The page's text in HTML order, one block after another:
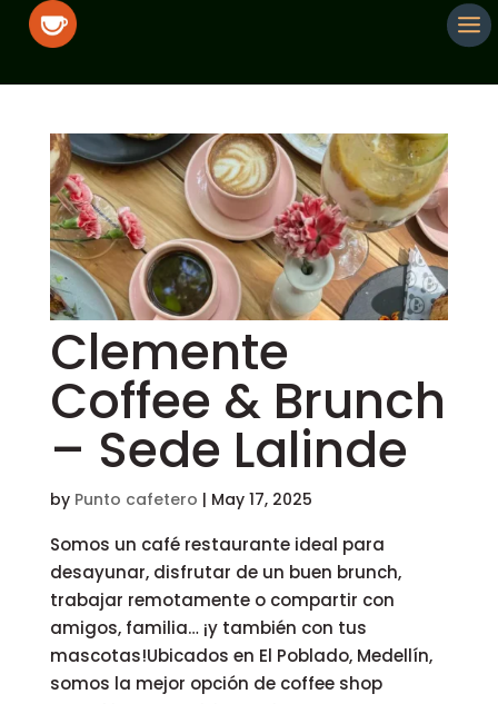
Clemente
Coffee & Brunch
– Sede Lalinde
by Punto cafetero | May 17, 2025
Somos un café restaurante ideal para
desayunar, disfrutar de un buen brunch,
trabajar remotamente o compartir con
amigos, familia… ¡y también con tus
mascotas!Ubicados en El Poblado, Medellín,
somos la mejor opción de coffee shop